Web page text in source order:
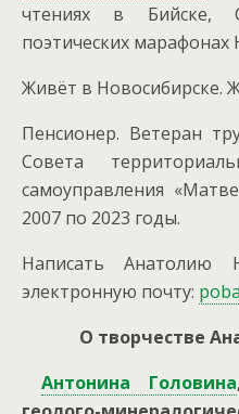
чтениях в Бийске,
поэтических марафонах
Живёт в Новосибирске.
Пенсионер. Ветеран
Совета
самоуправления
2007 по 2023 годы.
Написать Анатолию
электронную почту:
О творчестве
Антонина Головина